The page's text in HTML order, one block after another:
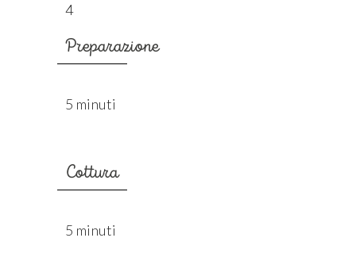
4
Preparazione
5 minuti
Cottura
5 minuti